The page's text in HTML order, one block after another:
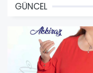
GÜNCEL